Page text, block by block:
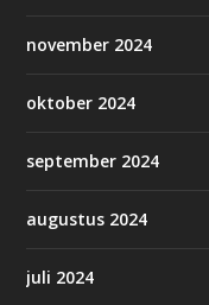
november 2024
oktober 2024
september 2024
augustus 2024
juli 2024